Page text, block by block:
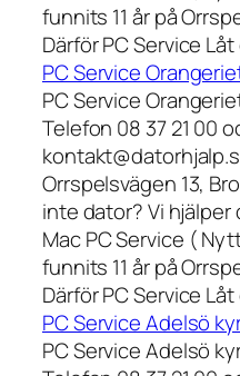
funnits 11 år på
Därför PC Service
PC Service
PC Service
Telefon 08 37 21 00
Orrspelsvägen 13,
inte dator? Vi hjälper
Mac PC Service (
funnits 11 år på
Därför PC Service
PC Service Adelsö
PC Service Adelsö